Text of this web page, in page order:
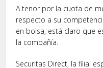
A tenor por la cuota de
respecto a su
en bolsa, está claro que
la compañía.
Securitas Direct, la filial